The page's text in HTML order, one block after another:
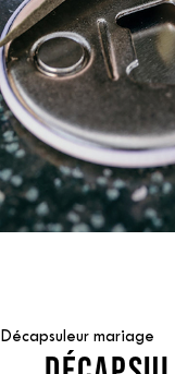
Décapsuleur mariage